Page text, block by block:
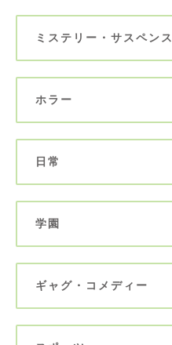
ミステリー・サスペンス
ホラー
日常
学園
ギャグ・コメディー